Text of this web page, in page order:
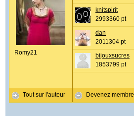
Romy21
Tout sur l'auteur
knitspirit
2993360 pt
dan
2011304 pt
bijouxsucres
1853799 pt
Devenez membre